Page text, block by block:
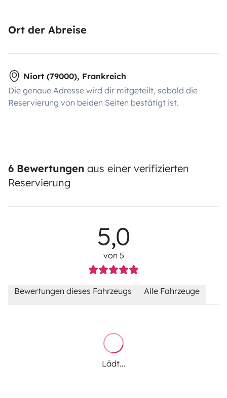
Ort der Abreise
Niort (79000), Frankreich
Die genaue Adresse wird dir mitgeteilt, sobald die
Reservierung von beiden Seiten bestätigt ist.
6 Bewertungen aus einer verifizierten
Reservierung
5,0
von 5
Bewertungen dieses Fahrzeugs Alle Fahrzeuge
Lädt...